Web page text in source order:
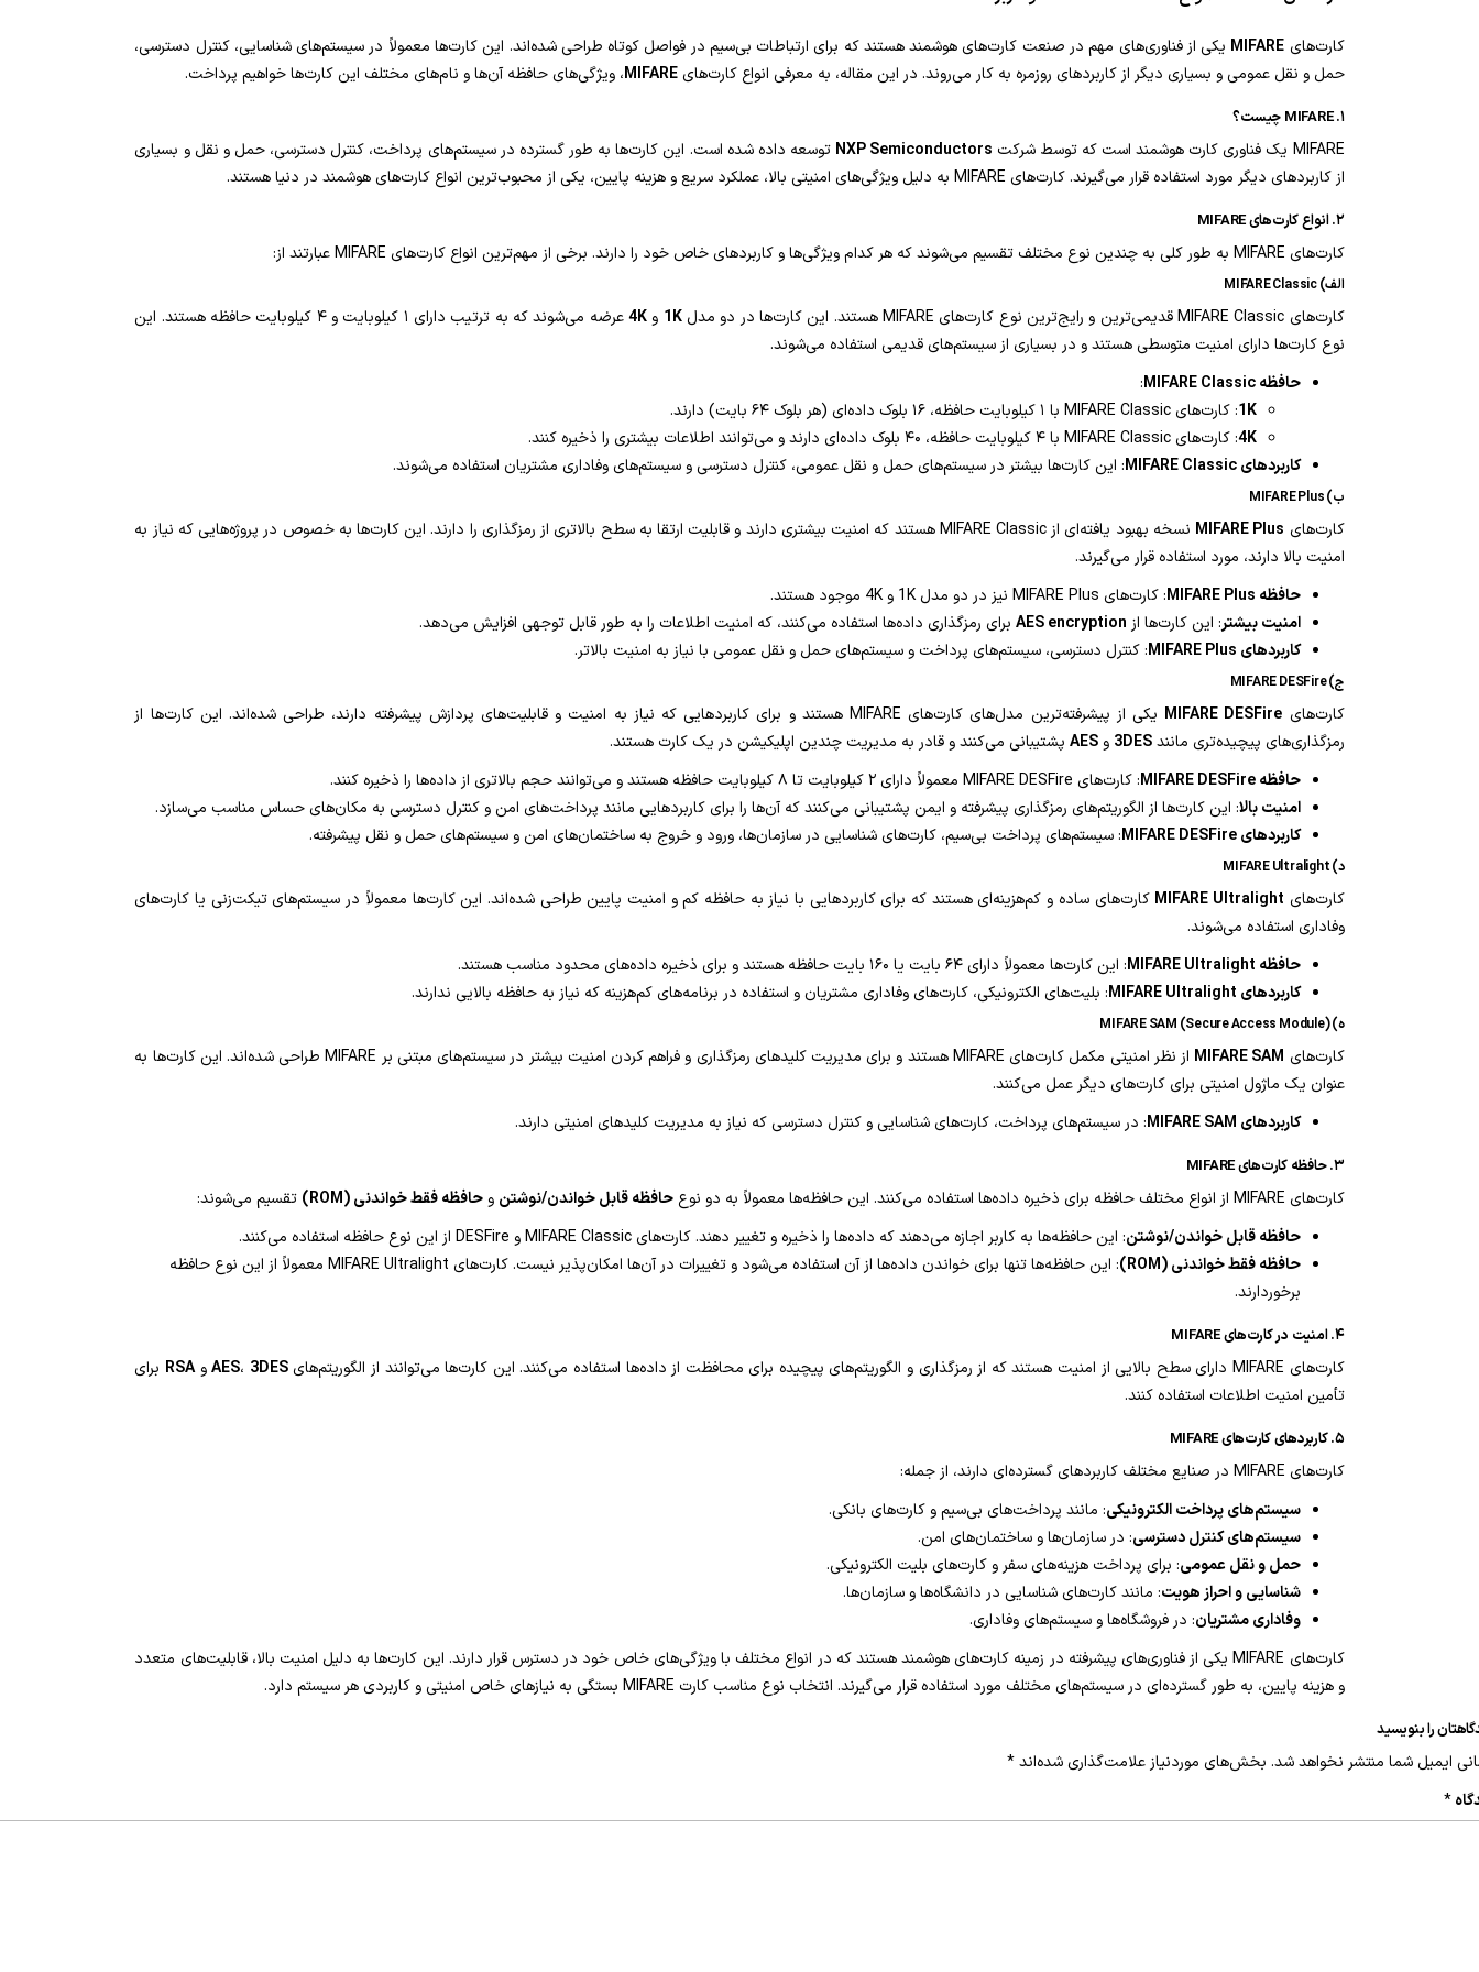
کارت‌های MIFARE یکی از فناوری‌های مهم در صنعت کارت‌های هوشمند هستند که برای ارتباطات بی‌سیم در فواصل کوتاه طراحی شده‌اند. این کارت‌ها معمولاً در سیستم‌های شناسایی، کنترل دسترسی،
حمل و نقل عمومی و بسیاری دیگر از کاربردهای روزمره به کار می‌روند. در این مقاله، به معرفی انواع کارت‌هایMIFARE، ویژگی‌های حافظه آن‌ها و نام‌های مختلف این کارت‌ها خواهیم پرداخت.
۱. MIFARE چیست؟
MIFARE یک فناوری کارت هوشمند است که توسط شرکت NXP Semiconductors توسعه داده شده است. این کارت‌ها به طور گسترده در سیستم‌های پرداخت، کنترل دسترسی، حمل و نقل و بسیاری
از کاربردهای دیگر مورد استفاده قرار می‌گیرند. کارت‌های MIFARE به دلیل ویژگی‌های امنیتی بالا، عملکرد سریع و هزینه پایین، یکی از محبوب‌ترین انواع کارت‌های هوشمند در دنیا هستند.
۲. انواع کارت‌های MIFARE
کارت‌های MIFARE به طور کلی به چندین نوع مختلف تقسیم می‌شوند که هر کدام ویژگی‌ها و کاربردهای خاص خود را دارند. برخی از مهم‌ترین انواع کارت‌های MIFARE عبارتند از:
الف) MIFARE Classic
کارت‌های MIFARE Classic قدیمی‌ترین و رایج‌ترین نوع کارت‌های MIFARE هستند. این کارت‌ها در دو مدل 1K و4K
عرضه می‌شوند که به ترتیب دارای ۱ کیلوبایت و ۴ کیلوبایت حافظه هستند. این
نوع کارت‌ها دارای امنیت متوسطی هستند و در بسیاری از سیستم‌های قدیمی استفاده می‌شوند.
حافظه MIFARE Classic
:
1K: کارت‌های MIFARE Classic با ۱ کیلوبایت حافظه، ۱۶ بلوک داده‌ای (هر بلوک ۶۴ بایت) دارند.
4K: کارت‌های MIFARE Classic با ۴ کیلوبایت حافظه، ۴۰ بلوک داده‌ای دارند و می‌توانند اطلاعات بیشتری را ذخیره کنند.
کاربردهای MIFARE Classic
: این کارت‌ها بیشتر در سیستم‌های حمل و نقل عمومی، کنترل دسترسی و سیستم‌های وفاداری مشتریان استفاده می‌شوند.
ب) MIFARE Plus
کارت‌های MIFARE Plus
نسخه بهبود یافته‌ای از MIFARE Classic هستند که امنیت بیشتری دارند و قابلیت ارتقا به سطح بالاتری از رمزگذاری را دارند. این کارت‌ها به خصوص در پروژه‌هایی که نیاز به
امنیت بالا دارند، مورد استفاده قرار می‌گیرند.
حافظه MIFARE Plus
: کارت‌های MIFARE Plus نیز در دو مدل 1K و 4K موجود هستند.
امنیت بیشتر: این کارت‌ها از AES encryption برای رمزگذاری داده‌ها استفاده می‌کنند، که امنیت اطلاعات را به طور قابل توجهی افزایش می‌دهد.
کاربردهای MIFARE Plus
: کنترل دسترسی، سیستم‌های پرداخت و سیستم‌های حمل و نقل عمومی با نیاز به امنیت بالاتر.
ج) MIFARE DESFire
کارت‌های MIFARE DESFire
یکی از پیشرفته‌ترین مدل‌های کارت‌های MIFARE هستند و برای کاربردهایی که نیاز به امنیت و قابلیت‌های پردازش پیشرفته دارند، طراحی شده‌اند. این کارت‌ها از
رمزگذاری‌های پیچیده‌تری مانند3DES وAES پشتیبانی می‌کنند و قادر به مدیریت چندین اپلیکیشن در یک کارت هستند.
حافظه MIFARE DESFire
: کارت‌های MIFARE DESFire معمولاً دارای ۲ کیلوبایت تا ۸ کیلوبایت حافظه هستند و می‌توانند حجم بالاتری از داده‌ها را ذخیره کنند.
امنیت بالا: این کارت‌ها از الگوریتم‌های رمزگذاری پیشرفته و ایمن پشتیبانی می‌کنند که آن‌ها را برای کاربردهایی مانند پرداخت‌های امن و کنترل دسترسی به مکان‌های حساس مناسب می‌سازد.
کاربردهای MIFARE DESFire
: سیستم‌های پرداخت بی‌سیم، کارت‌های شناسایی در سازمان‌ها، ورود و خروج به ساختمان‌های امن و سیستم‌های حمل و نقل پیشرفته.
د) MIFARE Ultralight
کارت‌های MIFARE Ultralight کارت‌های ساده و کم‌هزینه‌ای هستند که برای کاربردهایی با نیاز به حافظه کم و امنیت پایین طراحی شده‌اند. این کارت‌ها معمولاً در سیستم‌های تیکت‌زنی یا کارت‌های
وفاداری استفاده می‌شوند.
حافظه MIFARE Ultralight
: این کارت‌ها معمولاً دارای ۶۴ بایت یا ۱۶۰ بایت حافظه هستند و برای ذخیره داده‌های محدود مناسب هستند.
کاربردهای MIFARE Ultralight
: بلیت‌های الکترونیکی، کارت‌های وفاداری مشتریان و استفاده در برنامه‌های کم‌هزینه که نیاز به حافظه بالایی ندارند.
ه) MIFARE SAM (Secure Access Module)
کارت‌های MIFARE SAM
از نظر امنیتی مکمل کارت‌های MIFARE هستند و برای مدیریت کلیدهای رمزگذاری و فراهم کردن امنیت بیشتر در سیستم‌های مبتنی بر MIFARE طراحی شده‌اند. این کارت‌ها به
عنوان یک ماژول امنیتی برای کارت‌های دیگر عمل می‌کنند.
کاربردهای MIFARE SAM
: در سیستم‌های پرداخت، کارت‌های شناسایی و کنترل دسترسی که نیاز به مدیریت کلیدهای امنیتی دارند.
۳. حافظه کارت‌های MIFARE
کارت‌های MIFARE از انواع مختلف حافظه برای ذخیره داده‌ها استفاده می‌کنند. این حافظه‌ها معمولاً به دو نوع حافظه قابل خواندن/نوشتن وحافظه فقط خواندنی (ROM)
تقسیم می‌شوند:
حافظه قابل خواندن/نوشتن: این حافظه‌ها به کاربر اجازه می‌دهند که داده‌ها را ذخیره و تغییر دهند. کارت‌های MIFARE Classic و DESFire از این نوع حافظه استفاده می‌کنند.
حافظه فقط خواندنی (ROM)
: این حافظه‌ها تنها برای خواندن داده‌ها از آن استفاده می‌شود و تغییرات در آن‌ها امکان‌پذیر نیست. کارت‌های MIFARE Ultralight معمولاً از این نوع حافظه
برخوردارند.
۴. امنیت در کارت‌های MIFARE
کارت‌های MIFARE دارای سطح بالایی از امنیت هستند که از رمزگذاری و الگوریتم‌های پیچیده برای محافظت از داده‌ها استفاده می‌کنند. این کارت‌ها می‌توانند از الگوریتم‌های AES، 3DES وRSA برای
تأمین امنیت اطلاعات استفاده کنند.
۵. کاربردهای کارت‌های MIFARE
کارت‌های MIFARE در صنایع مختلف کاربردهای گسترده‌ای دارند، از جمله:
سیستم‌های پرداخت الکترونیکی: مانند پرداخت‌های بی‌سیم و کارت‌های بانکی.
سیستم‌های کنترل دسترسی: در سازمان‌ها و ساختمان‌های امن.
حمل و نقل عمومی: برای پرداخت هزینه‌های سفر و کارت‌های بلیت الکترونیکی.
شناسایی و احراز هویت: مانند کارت‌های شناسایی در دانشگاه‌ها و سازمان‌ها.
وفاداری مشتریان: در فروشگاه‌ها و سیستم‌های وفاداری.
کارت‌های MIFARE یکی از فناوری‌های پیشرفته در زمینه کارت‌های هوشمند هستند که در انواع مختلف با ویژگی‌های خاص خود در دسترس قرار دارند. این کارت‌ها به دلیل امنیت بالا، قابلیت‌های متعدد
و هزینه پایین، به طور گسترده‌ای در سیستم‌های مختلف مورد استفاده قرار می‌گیرند. انتخاب نوع مناسب کارت MIFARE بستگی به نیازهای خاص امنیتی و کاربردی هر سیستم دارد.
را بنویسید
ایمیل شما منتشر نخواهد شد. بخش‌های موردنیاز علامت‌گذاری شده‌اند*
*